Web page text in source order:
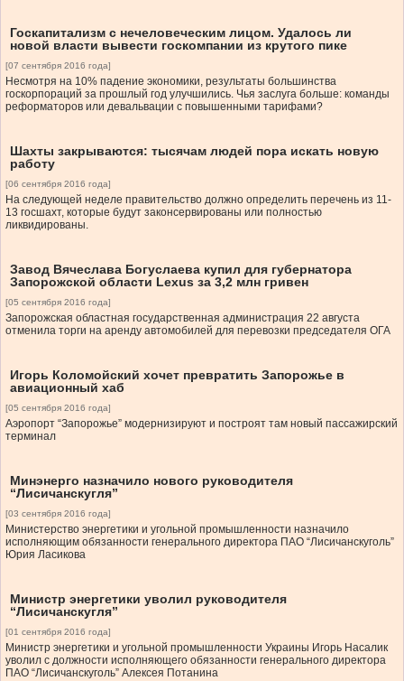
Госкапитализм с нечеловеческим лицом. Удалось ли
новой власти вывести госкомпании из крутого пике
[07 сентября 2016 года]
Несмотря на 10% падение экономики, результаты большинства
госкорпораций за прошлый год улучшились. Чья заслуга больше: команды
реформаторов или девальвации с повышенными тарифами?
Шахты закрываются: тысячам людей пора искать новую
работу
[06 сентября 2016 года]
На следующей неделе правительство должно определить перечень из 11-
13 госшахт, которые будут законсервированы или полностью
ликвидированы.
Завод Вячеслава Богуслаева купил для губернатора
Запорожской области Lexus за 3,2 млн гривен
[05 сентября 2016 года]
Запорожская областная государственная администрация 22 августа
отменила торги на аренду автомобилей для перевозки председателя ОГА
Игорь Коломойский хочет превратить Запорожье в
авиационный хаб
[05 сентября 2016 года]
Аэропорт “Запорожье” модернизируют и построят там новый пассажирский
терминал
Минэнерго назначило нового руководителя
“Лисичанскугля”
[03 сентября 2016 года]
Министерство энергетики и угольной промышленности назначило
исполняющим обязанности генерального директора ПАО “Лисичанскуголь”
Юрия Ласикова
Министр энергетики уволил руководителя
“Лисичанскугля”
[01 сентября 2016 года]
Министр энергетики и угольной промышленности Украины Игорь Насалик
уволил с должности исполняющего обязанности генерального директора
ПАО “Лисичанскуголь” Алексея Потанина